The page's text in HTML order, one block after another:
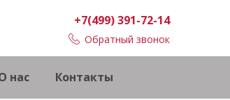
+7(499) 391-72-14
Обратный звонок
нас Контакты